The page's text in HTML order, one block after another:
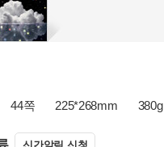
44쪽 225*268mm 380g